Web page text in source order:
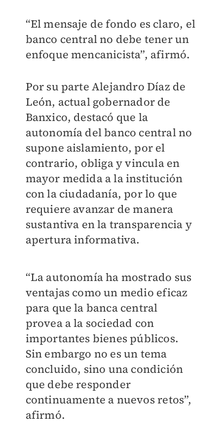
“El mensaje de fondo es claro, el
banco central no debe tener un
enfoque mencanicista”, afirmó.
Por su parte Alejandro Díaz de
León, actual gobernador de
Banxico, destacó que la
autonomía del banco central no
supone aislamiento, por el
contrario, obliga y vincula en
mayor medida a la institución
con la ciudadanía, por lo que
requiere avanzar de manera
sustantiva en la transparencia y
apertura informativa.
“La autonomía ha mostrado sus
ventajas como un medio eficaz
para que la banca central
provea a la sociedad con
importantes bienes públicos.
Sin embargo no es un tema
concluido, sino una condición
que debe responder
continuamente a nuevos retos”,
afirmó.